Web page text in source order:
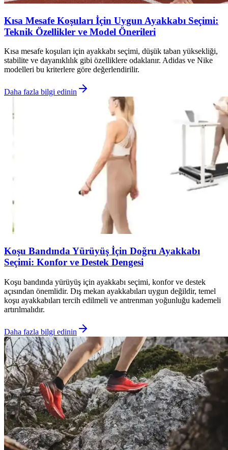
Kısa Mesafe Koşuları İçin Uygun Ayakkabı Seçimi:
Teknik Özellikler ve Model Önerileri
Kısa mesafe koşuları için ayakkabı seçimi, düşük taban yüksekliği,
stabilite ve dayanıklılık gibi özelliklere odaklanır. Adidas ve Nike
modelleri bu kriterlere göre değerlendirilir.
Daha fazla bilgi edinin
Koşu Bandında Yürüyüş İçin Doğru Ayakkabı
Seçimi: Konfor ve Destek Dengesi
Koşu bandında yürüyüş için ayakkabı seçimi, konfor ve destek
açısından önemlidir. Dış mekan ayakkabıları uygun değildir, temel
koşu ayakkabıları tercih edilmeli ve antrenman yoğunluğu kademeli
artırılmalıdır.
Daha fazla bilgi edinin